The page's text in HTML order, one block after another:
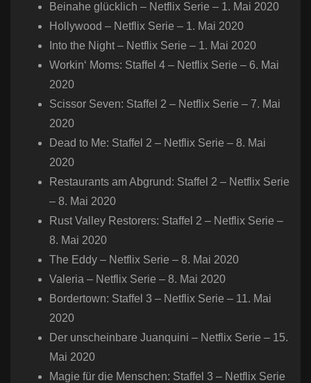
Beinahe glücklich – Netflix Serie – 1. Mai 2020
Hollywood – Netflix Serie – 1. Mai 2020
Into the Night – Netflix Serie – 1. Mai 2020
Workin‘ Moms: Staffel 4 – Netflix Serie – 6. Mai
2020
Scissor Seven: Staffel 2 – Netflix Serie – 7. Mai
2020
Dead to Me: Staffel 2 – Netflix Serie – 8. Mai
2020
Restaurants am Abgrund: Staffel 2 – Netflix Serie
– 8. Mai 2020
Rust Valley Restorers: Staffel 2 – Netflix Serie –
8. Mai 2020
The Eddy – Netflix Serie – 8. Mai 2020
Valeria – Netflix Serie – 8. Mai 2020
Bordertown: Staffel 3 – Netflix Serie – 11. Mai
2020
Der unscheinbare Juanquini – Netflix Serie – 15.
Mai 2020
Magie für die Menschen: Staffel 3 – Netflix Serie